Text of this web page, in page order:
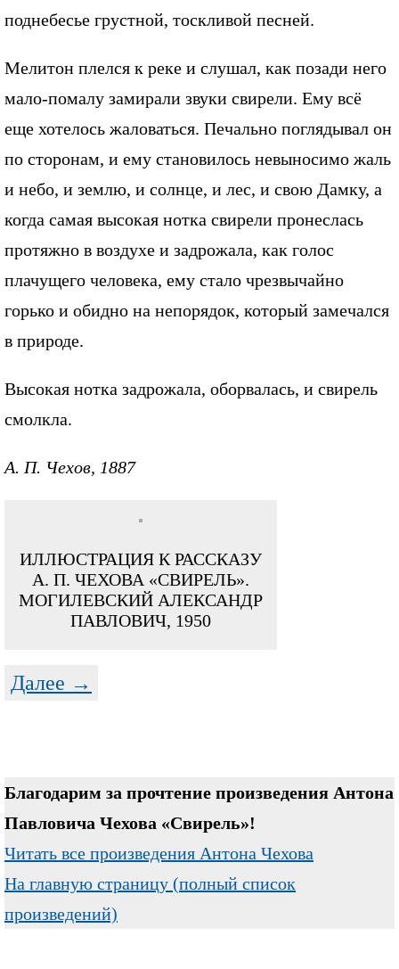
поднебесье грустной, тоскливой песней.
Мелитон плелся к реке и слушал, как позади него
мало-помалу замирали звуки свирели. Ему всё
еще хотелось жаловаться. Печально поглядывал он
по сторонам, и ему становилось невыносимо жаль
и небо, и землю, и солнце, и лес, и свою Дамку, а
когда самая высокая нотка свирели пронеслась
протяжно в воздухе и задрожала, как голос
плачущего человека, ему стало чрезвычайно
горько и обидно на непорядок, который замечался
в природе.
Высокая нотка задрожала, оборвалась, и свирель
смолкла.
А. П. Чехов, 1887
ИЛЛЮСТРАЦИЯ К РАССКАЗУ
А. П. ЧЕХОВА «СВИРЕЛЬ».
МОГИЛЕВСКИЙ АЛЕКСАНДР
ПАВЛОВИЧ, 1950
Далее →
Благодарим за прочтение произведения Антона
Павловича Чехова «Свирель»!
Читать все произведения Антона Чехова
На главную страницу (полный список
произведений)